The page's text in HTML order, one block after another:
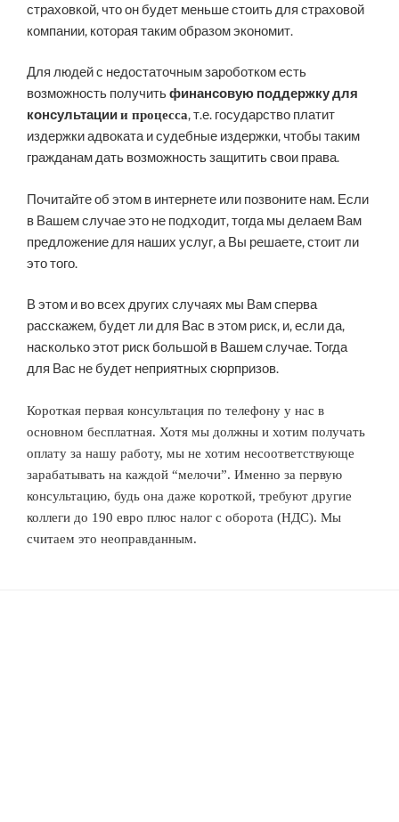
страховкой, что он будет меньше стоить для страховой
компании, которая таким образом экономит.
Для людей с недостаточным зароботком есть
возможность получитьфинансовую поддержку для
консультациии процесса, т.е. государство платит
издержки адвоката и судебные издержки, чтобы таким
гражданам дать возможность защитить свои права.
Почитайте об этом в интернете или позвоните нам. Если
в Вашем случае это не подходит, тогда мы делаем Вам
предложение для наших услуг, а Вы решаете, стоит ли
это того.
В этом и во всех других случаях мы Вам сперва
расскажем, будет ли для Вас в этом риск, и, если да,
насколько этот риск большой в Вашем случае. Тогда
для Вас не будет неприятных сюрпризов.
Короткая первая консультация по телефону у нас в
основном бесплатная. Хотя мы должны и хотим получать
оплату за нашу работу, мы не хотим несоответствующе
зарабатывать на каждой “мелочи”. Именно за первую
консультацию, будь она даже короткой, требуют другие
коллеги до 190 евро плюс налог с оборота (НДС). Мы
считаем это неоправданным.